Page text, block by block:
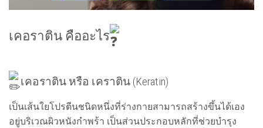
เคอราติน คืออะไร
เคอราติน หรือ เคราติน (Keratin)
เป็นเส้นใยโปรตีนชนิดหนึ่งที่ร่างกายสามารถสร้างขึ้นได้เอง
อยู่บริเวณผิวหนังกำพร้า เป็นส่วนประกอบหลักที่ช่วยบำรุง